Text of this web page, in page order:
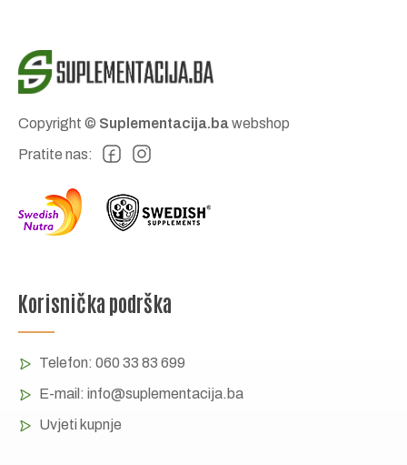
Copyright © Suplementacija.bawebshop
Pratite nas:
Korisnička podrška
Telefon: 060 33 83 699
E-mail: info@suplementacija.ba
Uvjeti kupnje